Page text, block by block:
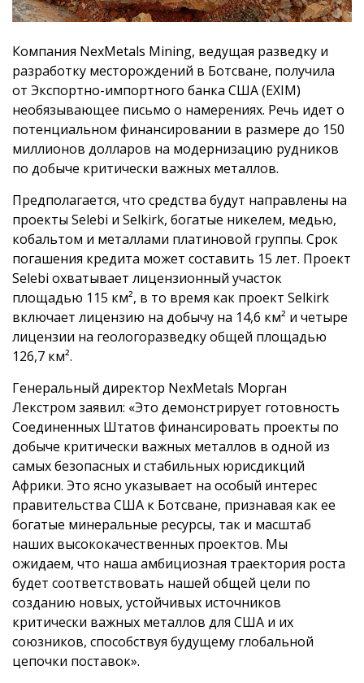
Компания NexMetals Mining, ведущая разведку и
разработку месторождений в Ботсване, получила
от Экспортно-импортного банка США (EXIM)
необязывающее письмо о намерениях. Речь идет о
потенциальном финансировании в размере до 150
миллионов долларов на модернизацию рудников
по добыче критически важных металлов.
Предполагается, что средства будут направлены на
проекты Selebi и Selkirk, богатые никелем, медью,
кобальтом и металлами платиновой группы. Срок
погашения кредита может составить 15 лет. Проект
Selebi охватывает лицензионный участок
площадью 115 км², в то время как проект Selkirk
включает лицензию на добычу на 14,6 км² и четыре
лицензии на геологоразведку общей площадью
126,7 км².
Генеральный директор NexMetals Морган
Лекстром заявил: «Это демонстрирует готовность
Соединенных Штатов финансировать проекты по
добыче критически важных металлов в одной из
самых безопасных и стабильных юрисдикций
Африки. Это ясно указывает на особый интерес
правительства США к Ботсване, признавая как ее
богатые минеральные ресурсы, так и масштаб
наших высококачественных проектов. Мы
ожидаем, что наша амбициозная траектория роста
будет соответствовать нашей общей цели по
созданию новых, устойчивых источников
критически важных металлов для США и их
союзников, способствуя будущему глобальной
цепочки поставок».